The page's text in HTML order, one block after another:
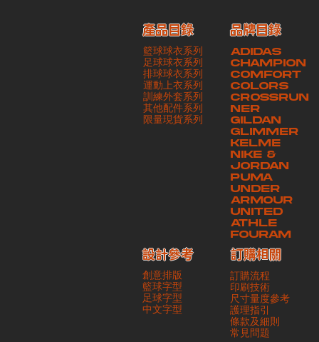
產品目錄
籃球球衣系列
足球球衣系列
排球球衣系列
運動上衣系列
訓練外套系列
其他配件系列
​限量現貨系列
ADIDAS
CHAMPION
COMFORT
COLORS
CROSSRUN
NER
GILDAN
GLIMMER
KELME
NIKE &
JORDAN
PUMA
UNDER
ARMOUR
UNITED
ATHLE
FOURAM
品牌目錄
創意排版
籃球字型
足球字型
​中文字型
設計參考
訂購流程
印刷技術
尺寸量度參考
護理指引
條款及細則
​常見問題
訂購相關